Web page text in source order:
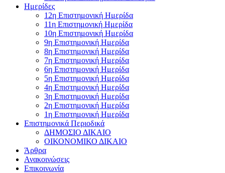
Ημερίδες
12η Επιστημονική Ημερίδα
11η Επιστημονική Ημερίδα
10η Επιστημονική Ημερίδα
9η Επιστημονική Ημερίδα
8η Επιστημονική Ημερίδα
7η Επιστημονική Ημερίδα
6η Επιστημονική Ημερίδα
5η Επιστημονική Ημερίδα
4η Επιστημονική Ημερίδα
3η Επιστημονική Ημερίδα
2η Επιστημονική Ημερίδα
1η Επιστημονική Ημερίδα
Επιστημονικά Περιοδικά
ΔΗΜΟΣΙΟ ΔΙΚΑΙΟ
ΟΙΚΟΝΟΜΙΚΟ ΔΙΚΑΙΟ
Άρθρα
Ανακοινώσεις
Επικοινωνία